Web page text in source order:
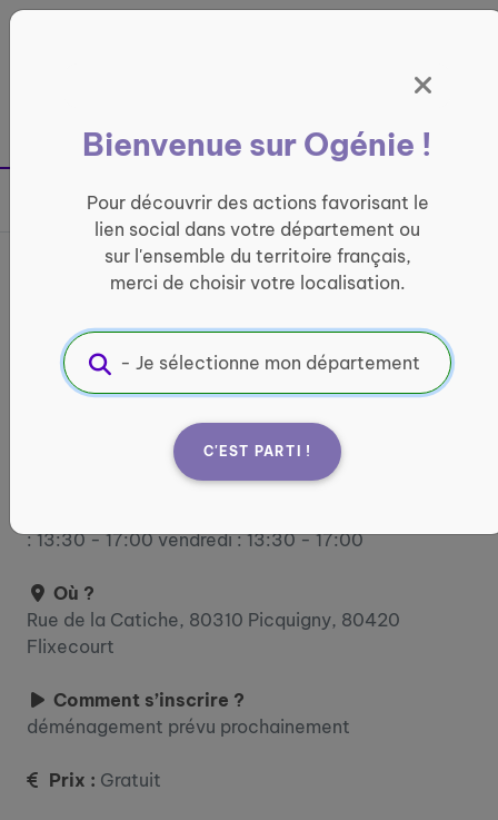
France entière
Bienvenue sur Ogénie !
Pour découvrir des actions favorisant le
lien social dans votre département ou
sur l'ensemble du territoire français,
merci de choisir votre localisation.
C'EST PARTI !
Partager sur
France services de
Flixecourt
INFORMATIQUE ET ACCÈS AUX DROITS
Informations pratiques :
: 13:30 - 17:00 vendredi : 13:30 - 17:00
Où ?
Rue de la Catiche, 80310 Picquigny, 80420
Flixecourt
Comment s’inscrire ?
déménagement prévu prochainement
Prix : Gratuit
Panneau de gestion des cookies